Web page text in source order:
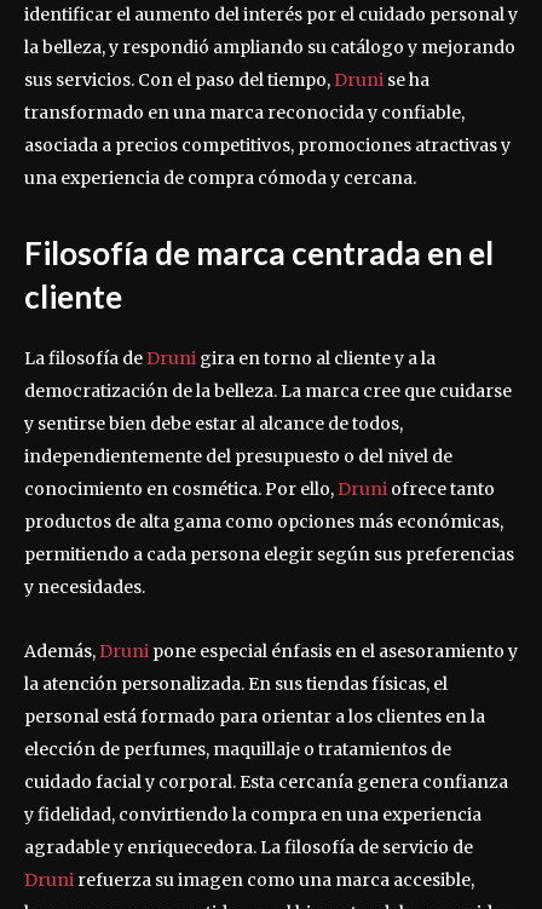
identificar el aumento del interés por el cuidado personal y
la belleza, y respondió ampliando su catálogo y mejorando
sus servicios. Con el paso del tiempo,Druni se ha
transformado en una marca reconocida y confiable,
asociada a precios competitivos, promociones atractivas y
una experiencia de compra cómoda y cercana.
Filosofía de marca centrada en el
cliente
La filosofía deDruni gira en torno al cliente y a la
democratización de la belleza. La marca cree que cuidarse
y sentirse bien debe estar al alcance de todos,
independientemente del presupuesto o del nivel de
conocimiento en cosmética. Por ello,Druni ofrece tanto
productos de alta gama como opciones más económicas,
permitiendo a cada persona elegir según sus preferencias
y necesidades.
Además,Druni pone especial énfasis en el asesoramiento y
la atención personalizada. En sus tiendas físicas, el
personal está formado para orientar a los clientes en la
elección de perfumes, maquillaje o tratamientos de
cuidado facial y corporal. Esta cercanía genera confianza
y fidelidad, convirtiendo la compra en una experiencia
agradable y enriquecedora. La filosofía de servicio de
Druni refuerza su imagen como una marca accesible,